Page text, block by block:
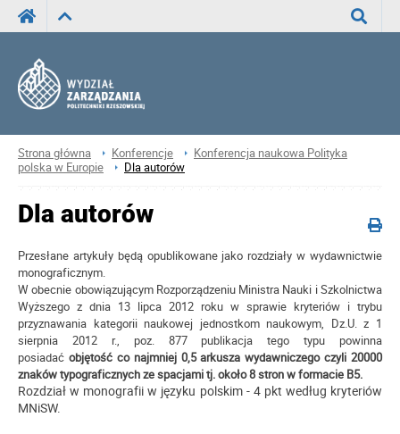
Strona główna Konferencje
Konferencja naukowa Polityka
polska w Europie
Dla autorów
Dla autorów
Przesłane artykuły będą opublikowane jako rozdziały w wydawnictwie
monograficznym.
W obecnie obowiązującym Rozporządzeniu Ministra Nauki i Szkolnictwa
Wyższego z dnia 13 lipca 2012 roku w sprawie kryteriów i trybu
przyznawania kategorii naukowej jednostkom naukowym, Dz.U. z 1
sierpnia 2012 r., poz. 877 publikacja tego typu powinna
posiadać objętość co najmniej 0,5 arkusza wydawniczego czyli 20000
znaków typograficznych ze spacjami tj. około 8 stron w formacie B5.
Rozdział w monografii w języku polskim - 4 pkt według kryteriów
MNiSW.